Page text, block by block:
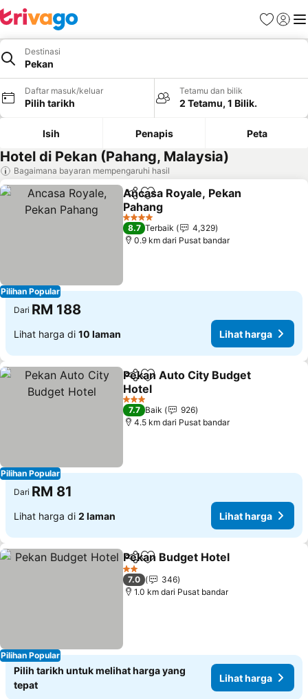
Kegemaran
Daftar
Destinasi
Pekan
Daftar masuk/keluar
Pilih tarikh
Tetamu dan bilik
2 Tetamu, 1 Bilik.
Isih Penapis Peta
Hotel di Pekan (Pahang, Malaysia)
Bagaimana bayaran mempengaruhi hasil
Pilihan Popular
KongsiTambah ke favorit
Ancasa Royale, Pekan
Pahang
4 Bintang
8.7 Terbaik
4,329
0.9 km dari Pusat bandar
Dari RM 188
Lihat harga di 10 laman Lihat harga
Pilihan Popular
KongsiTambah ke favorit
Pekan Auto City Budget
Hotel
3 Bintang
7.7 Baik
926
4.5 km dari Pusat bandar
Dari RM 81
Lihat harga di 2 laman Lihat harga
Pilihan Popular
KongsiTambah ke favorit
Pekan Budget Hotel
2 Bintang
7.0
346
1.0 km dari Pusat bandar
Pilih tarikh untuk melihat harga yang
tepat
Lihat harga